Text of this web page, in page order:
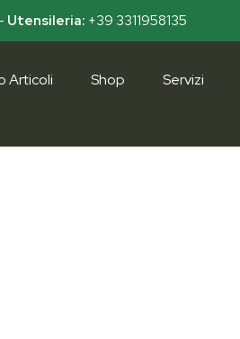
Utensileria: +39 3311958135
Articoli Shop Servizi